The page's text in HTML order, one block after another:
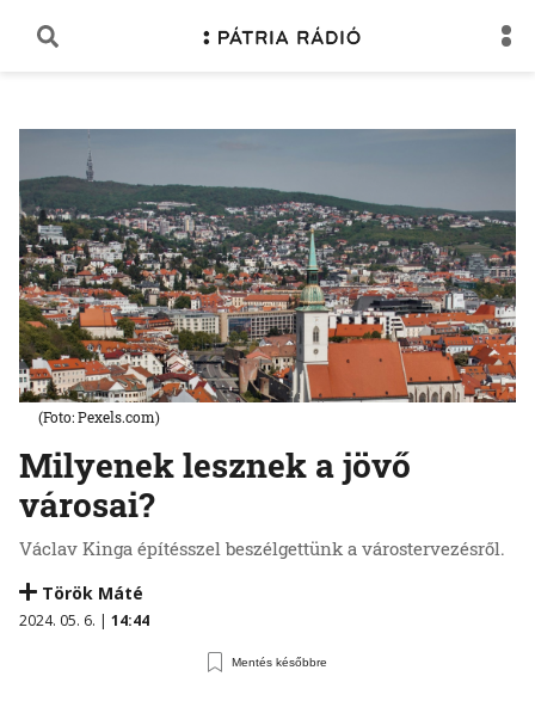
Milyenek lesznek a jövő
városai?
Václav Kinga építésszel beszélgettünk a várostervezésről.
Török Máté
2024. 05. 6. | 14:44
Mentés későbbre
(Foto: Pexels.com)